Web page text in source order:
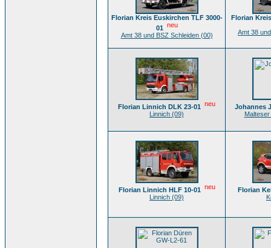
Florian Kreis Euskirchen TLF 3000-
01 neu
Amt 38 und BSZ Schleiden (00)
Florian
Amt 38
Florian Linnich DLK 23-01 neu
Linnich (09)
Johannes
Florian Linnich HLF 10-01 neu
Linnich (09)
Florian